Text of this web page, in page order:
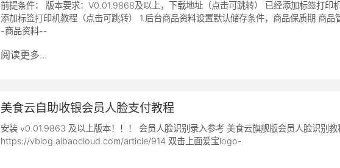
前提条件： 版本要求：V0.01.9868及以上，下载地址（点击可跳转） 已经添加标签打印机
添加标签打印机教程（点击可跳转） 1.后台商品资料设置默认储存条件，商品保质期 商品
-商品资料--
阅读更多...
美食云自助收银会员人脸支付教程
安装 v0.01.9863 及以上版本！！！ 会员人脸识别录入参考 美食云旗舰版会员人脸识别教
https://vblog.aibaocloud.com/article/914 双击上面爱宝logo-